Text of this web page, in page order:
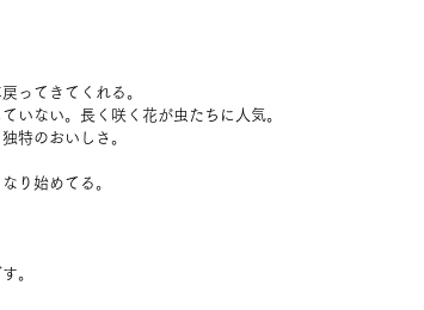
ってきてくれる。
いない。長く咲く花が虫たちに人気。
特のおいしさ。
り始めてる。
。